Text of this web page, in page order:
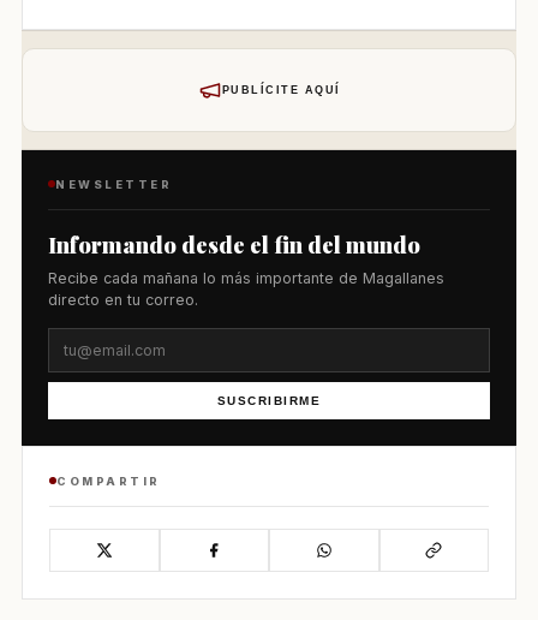
PUBLÍCITE AQUÍ
NEWSLETTER
Informando desde el fin del mundo
Recibe cada mañana lo más importante de Magallanes
directo en tu correo.
SUSCRIBIRME
COMPARTIR